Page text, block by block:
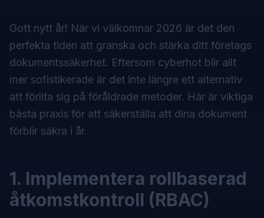
Gott nytt år! När vi välkomnar 2026 är det den
perfekta tiden att granska och stärka ditt företags
dokumentssäkerhet. Eftersom cyberhot blir allt
mer sofistikerade är det inte längre ett alternativ
att förlita sig på föråldrade metoder. Här är viktiga
bästa praxis för att säkerställa att dina dokument
förblir säkra i år.
1. Implementera rollbaserad
åtkomstkontroll (RBAC)